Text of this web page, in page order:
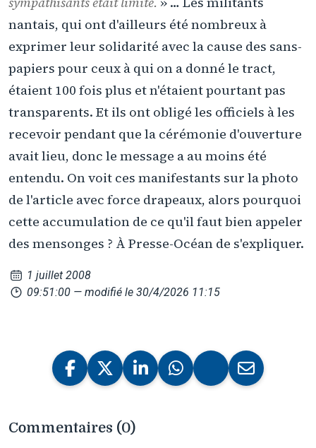
nantais, qui ont d'ailleurs été nombreux à
exprimer leur solidarité avec la cause des sans-
papiers pour ceux à qui on a donné le tract,
étaient 100 fois plus et n'étaient pourtant pas
transparents. Et ils ont obligé les officiels à les
recevoir pendant que la cérémonie d'ouverture
avait lieu, donc le message a au moins été
entendu. On voit ces manifestants sur la photo
de l'article avec force drapeaux, alors pourquoi
cette accumulation de ce qu'il faut bien appeler
des mensonges ? À Presse-Océan de s'expliquer.
1 juillet 2008
09:51:00 — modifié le 30/4/2026 11:15
Commentaires (0)